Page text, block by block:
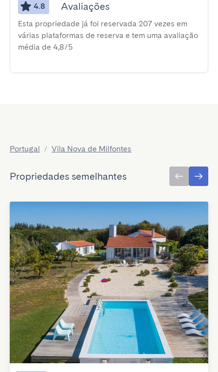
4.8 Avaliações
Esta propriedade já foi reservada 207 vezes em
várias plataformas de reserva e tem uma avaliação
média de 4,8/5
Portugal / Vila Nova de Milfontes
Propriedades semelhantes